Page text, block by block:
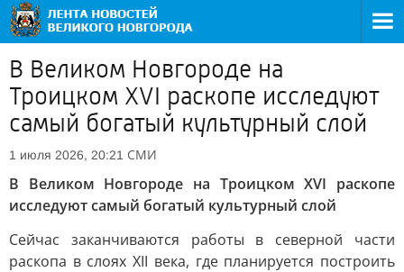
В Великом Новгороде на
Троицком XVI раскопе исследуют
самый богатый культурный слой
1 июля 2026, 20:21 СМИ
В Великом Новгороде на Троицком XVI раскопе
исследуют самый богатый культурный слой
Сейчас заканчиваются работы в северной части
раскопа в слоях XII века, где планируется построить